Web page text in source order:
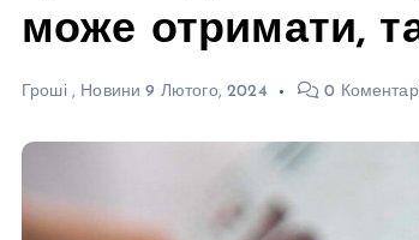
може отримати,
Гроші, Новини 9 Лютого, 2024 0